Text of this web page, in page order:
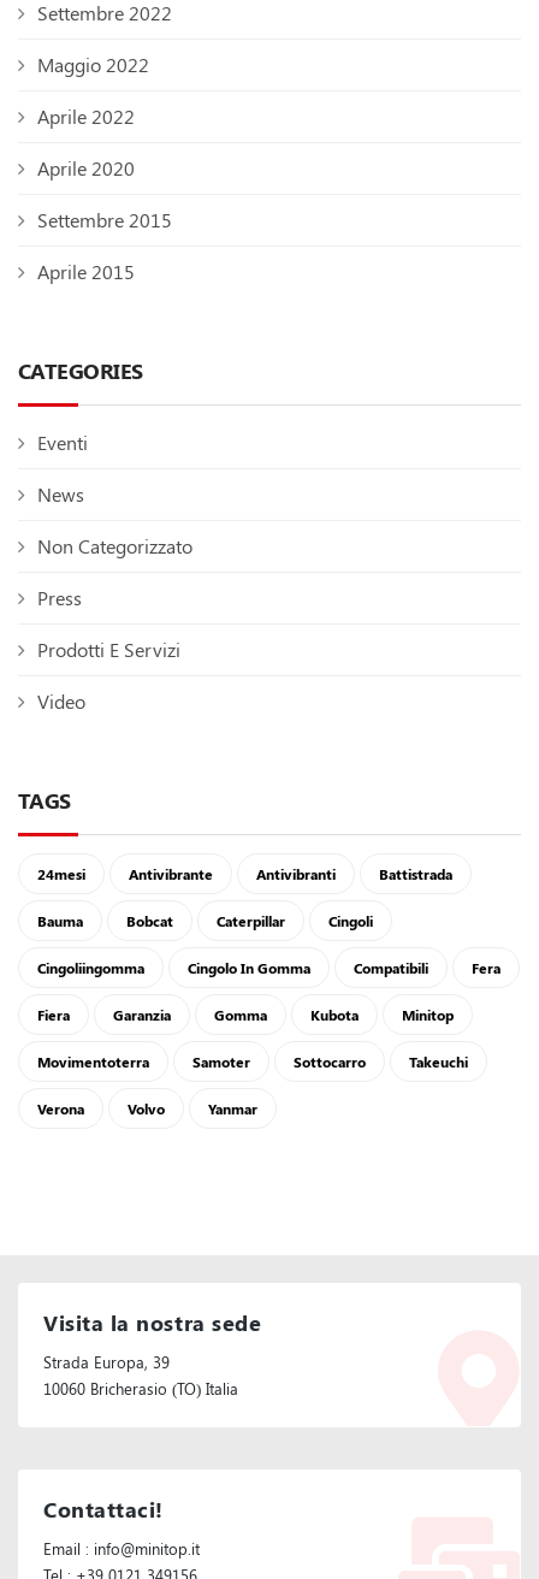
Settembre 2022
Maggio 2022
Aprile 2022
Aprile 2020
Settembre 2015
Aprile 2015
CATEGORIES
Eventi
News
Non Categorizzato
Press
Prodotti E Servizi
Video
TAGS
24mesi Antivibrante Antivibranti Battistrada
Bauma Bobcat Caterpillar Cingoli
Cingoliingomma Cingolo In Gomma Compatibili Fera
Fiera Garanzia Gomma Kubota Minitop
Movimentoterra Samoter Sottocarro Takeuchi
Verona Volvo Yanmar
Visita la nostra sede
Strada Europa, 39
10060 Bricherasio (TO) Italia
Contattaci!
Email : info@minitop.it